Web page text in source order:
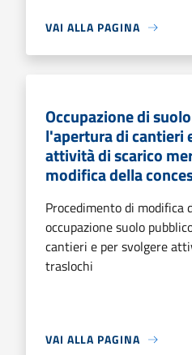
VAI ALLA PAGINA
Occupazione di
l'apertura di cantieri
attività di scarico
modifica della
Procedimento di modifica
occupazione suolo
cantieri e per svolgere
traslochi
VAI ALLA PAGINA